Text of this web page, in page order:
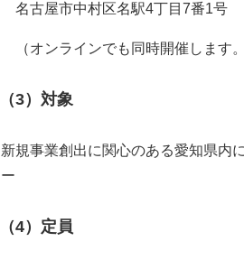
名古屋市中村区名駅4丁目7番1号
（オンラインでも同時開催します
（3）対象
新規事業創出に関心のある愛知県内
ー
（4）定員